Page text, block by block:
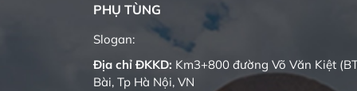
PHỤ TÙNG
Slogan: Quality changes the world
Địa chỉ ĐKKD: Km3+800 đường Võ Văn Kiệt
Bài, Tp Hà Nội, VN